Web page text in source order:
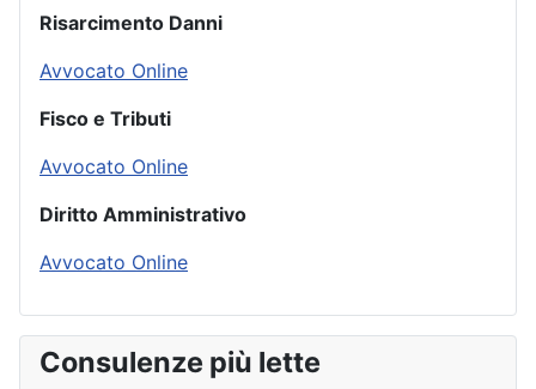
Risarcimento Danni
Avvocato Online
Fisco e Tributi
Avvocato Online
Diritto Amministrativo
Avvocato Online
Consulenze più lette